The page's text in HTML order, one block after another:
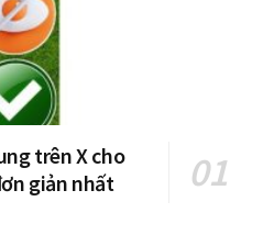
trên X cho
giản nhất